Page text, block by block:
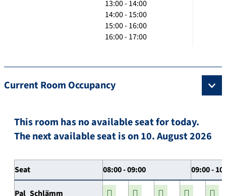
13:00 - 14:00
14:00 - 15:00
15:00 - 16:00
16:00 - 17:00
Current Room Occupancy
This room has no available seat for today.
The next available seat is on 10. August 2026
Seat 08:00 - 09:00 09:00 -
Pal_Schlämm